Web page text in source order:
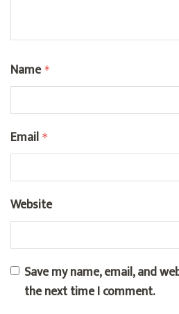
Name *
Email *
Website
Save my name, email, and
the next time I comment.